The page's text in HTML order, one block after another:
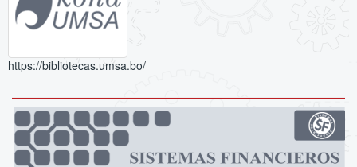
https://bibliotecas.umsa.bo/